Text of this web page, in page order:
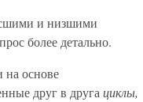
и низшими
более детально.
основе
друг в друга циклы,